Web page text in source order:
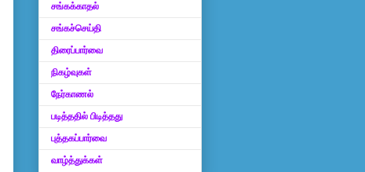
சங்கக்காதல்
சங்கச்செய்தி
திரைப்பார்வை
நிகழ்வுகள்
நேர்காணல்
படித்ததில் பிடித்தது
புத்தகப்பார்வை
வாழ்த்துக்கள்